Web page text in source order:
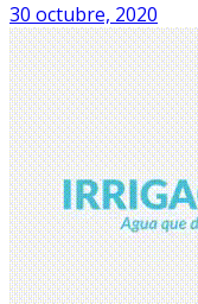
30 octubre, 2020